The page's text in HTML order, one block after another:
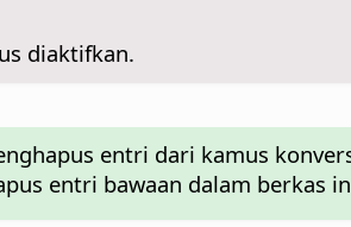
diaktifkan.
entri dari kamus
entri bawaan dalam berkas